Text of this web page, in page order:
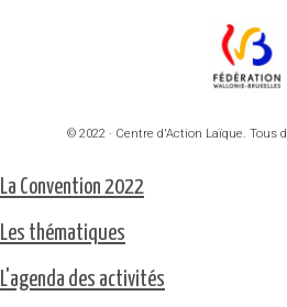
© 2022 · Centre d'Action Laïque. Tous
La Convention 2022
Les thématiques
L'agenda des activités